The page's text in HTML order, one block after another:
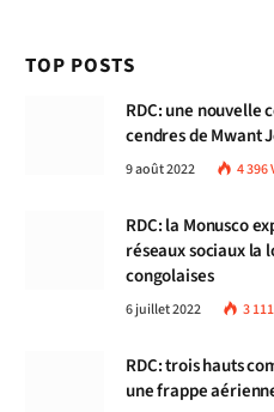
TOP POSTS
RDC: une nouvelle
cendres de Mwant
9 août 2022 4 396
RDC: la Monusco
réseaux sociaux la
congolaises
6 juillet 2022 3 111
RDC: trois hauts
une frappe